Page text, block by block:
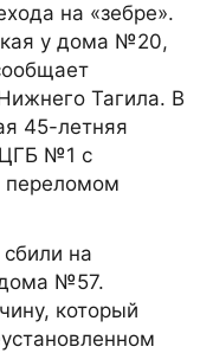
на «зебре».
у дома №20,
Тагила. В
45-летняя
ЦГБ №1 с
переломом
на
дома №57.
который